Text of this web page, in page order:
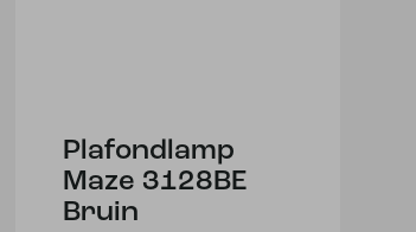
Plafondlamp
Maze 3128BE
Bruin